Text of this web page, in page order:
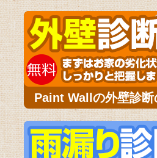
Paint Wallの外壁診断